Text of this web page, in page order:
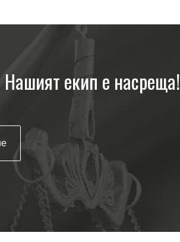
екип е насреща!